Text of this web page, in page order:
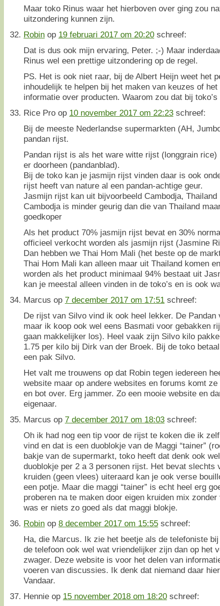
Maar toko Rinus waar het hierboven over ging zou
uitzondering kunnen zijn.
Robin op 19 februari 2017 om 20:20 schreef:
Dat is dus ook mijn ervaring, Peter. ;-) Maar
Rinus wel een prettige uitzondering op de regel.
PS. Het is ook niet raar, bij de Albert Heijn weet het
inhoudelijk te helpen bij het maken van keuzes of
informatie over producten. Waarom zou dat bij
Rice Pro op 10 november 2017 om 22:23 schreef:
Bij de meeste Nederlandse supermarkten (AH,
pandan rijst.
Pandan rijst is als het ware witte rijst (longgrain rice)
er doorheen (pandanblad).
Bij de toko kan je jasmijn rijst vinden daar is ook
rijst heeft van nature al een pandan-achtige geur.
Jasmijn rijst kan uit bijvoorbeeld Cambodja,
Cambodja is minder geurig dan die van Thailand
goedkoper
Als het product 70% jasmijn rijst bevat en 30%
officieel verkocht worden als jasmijn rijst (Jasmine
Dan hebben we Thai Hom Mali (het beste op de
Thai Hom Mali kan alleen maar uit Thailand komen
worden als het product minimaal 94% bestaat uit
kan je meestal alleen vinden in de toko’s en is ook
Marcus op 7 december 2017 om 17:51 schreef:
De rijst van Silvo vind ik ook heel lekker. De
maar ik koop ook wel eens Basmati voor gebakken
gaan makkelijker los). Heel vaak zijn Silvo kilo
1.75 per kilo bij Dirk van der Broek. Bij de toko
een pak Silvo.
Het valt me trouwens op dat Robin tegen iedereen
website maar op andere websites en forums komt
en bot over. Erg jammer. Zo een mooie website en
eigenaar.
Marcus op 7 december 2017 om 18:03 schreef:
Oh ik had nog een tip voor de rijst te koken die ik
vind en dat is een duoblokje van de Maggi “tainer”
bakje van de supermarkt, toko heeft dat denk ook
duoblokje per 2 a 3 personen rijst. Het bevat slechts
kruiden (geen vlees) uiteraard kan je ook verse
een potje. Maar die maggi “tainer” is echt heel erg
proberen na te maken door eigen kruiden mix
was er niets zo goed als dat maggi blokje.
Robin op 8 december 2017 om 15:55 schreef:
Ha, die Marcus. Ik zie het beetje als de telefoniste
de telefoon ook wel wat vriendelijker zijn dan op het
zwager. Deze website is voor het delen van
voeren van discussies. Ik denk dat niemand daar
Vandaar.
Hennie op 15 november 2018 om 18:20 schreef: